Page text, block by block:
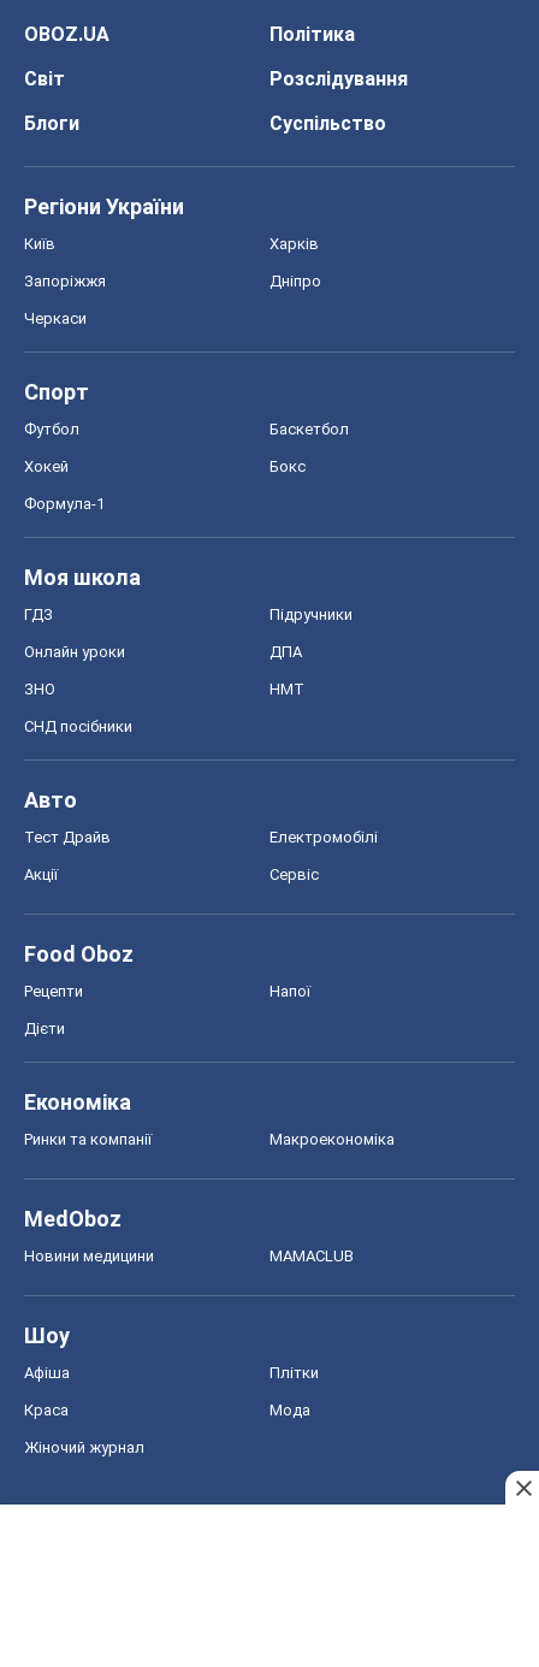
OBOZ.UA
Політика
Світ
Розслідування
Блоги
Суспільство
Регіони України
Київ Харків
Запоріжжя Дніпро
Черкаси
Спорт
Футбол Баскетбол
Хокей Бокс
Формула-1
Моя школа
ГДЗ Підручники
Онлайн уроки ДПА
ЗНО НМТ
СНД посібники
Авто
Тест Драйв Електромобілі
Акції Сервіс
Food Oboz
Рецепти Напої
Дієти
Економіка
Ринки та компанії Макроекономіка
MedOboz
Новини медицини MAMACLUB
Шоу
Афіша Плітки
Краса Мода
Жіночий журнал